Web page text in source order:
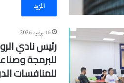
المزيد
16 يوليو، 2026
رئيس نادي
للبرمجة
للمنافسات